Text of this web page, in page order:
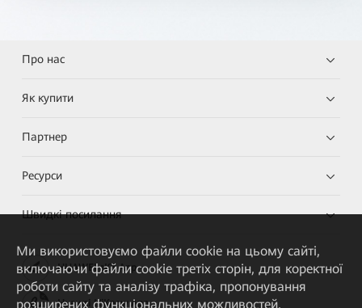
Про нас
Як купити
Партнер
Ресурси
Швидкі посилання
HUAWEI eKit App
Huawei HiKnow App
Ми використовуємо файли cookie на цьому сайті,
включаючи файли cookie третіх сторін, для коректної
роботи сайту та аналізу трафіка, пропонування
розширених функціональних можливостей,